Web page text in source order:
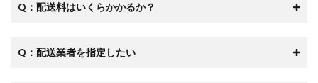
Q：配送料はいくらかかるか？
Q：配送業者を指定したい